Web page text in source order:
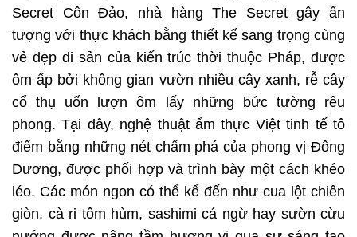
Secret Côn Đảo, nhà hàng The Secret gây ấn
tượng với thực khách bằng thiết kế sang trọng cùng
vẻ đẹp di sản của kiến trúc thời thuộc Pháp, được
ôm ấp bởi không gian vườn nhiều cây xanh, rễ cây
cổ thụ uốn lượn ôm lấy những bức tường rêu
phong. Tại đây, nghệ thuật ẩm thực Việt tinh tế tô
điểm bằng những nét chấm phá của phong vị Đông
Dương, được phối hợp và trình bày một cách khéo
léo. Các món ngon có thể kể đến như cua lột chiên
giòn, cà ri tôm hùm, sashimi cá ngừ hay sườn cừu